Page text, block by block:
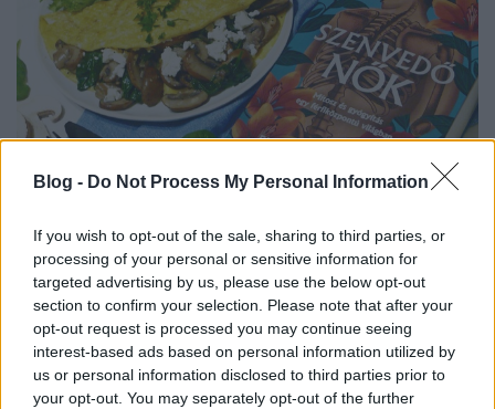
Blog - Do Not Process My Personal Information
If you wish to opt-out of the sale, sharing to third parties, or
processing of your personal or sensitive information for
targeted advertising by us, please use the below opt-out
section to confirm your selection. Please note that after your
opt-out request is processed you may continue seeing
interest-based ads based on personal information utilized by
us or personal information disclosed to third parties prior to
your opt-out. You may separately opt-out of the further
Elinor Cleghorn: Szenvedő ​nők
Spenótos-gombás omlett
KönyvParfé•2023. október 22.